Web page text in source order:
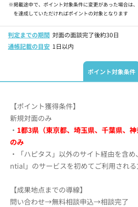
※掲載途中で、ポイント対象条件に変更があった場合は
を達成していただければポイントの対象となります
判定までの期間 対面の面談完了後約30日
通帳記載の目安 1日以内
ポイント対象条件
【ポイント獲得条件】
新規対面のみ
・ 1都3県（東京都、埼玉県、千葉県、
のみ
・「ハピタス」以外のサイト経由を含
ntial」のサービスを初めてご利用される
【成果地点までの導線】
問い合わせ→無料相談申込→相談完了